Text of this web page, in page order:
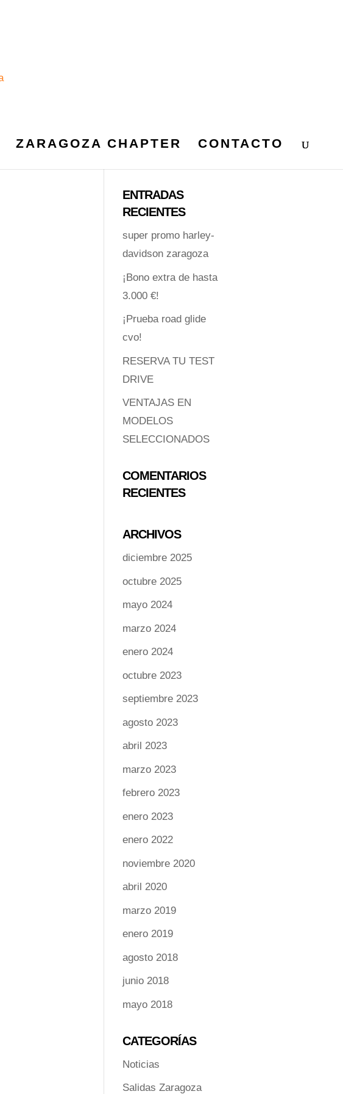
ZARAGOZA CHAPTER CONTACTO
ENTRADAS
RECIENTES
super promo harley-
davidson zaragoza
¡Bono extra de hasta
3.000 €!
¡Prueba road glide
cvo!
RESERVA TU TEST
DRIVE
VENTAJAS EN
MODELOS
SELECCIONADOS
COMENTARIOS
RECIENTES
ARCHIVOS
diciembre 2025
octubre 2025
mayo 2024
marzo 2024
enero 2024
octubre 2023
septiembre 2023
agosto 2023
abril 2023
marzo 2023
febrero 2023
enero 2023
enero 2022
noviembre 2020
abril 2020
marzo 2019
enero 2019
agosto 2018
junio 2018
mayo 2018
CATEGORÍAS
Noticias
Salidas Zaragoza